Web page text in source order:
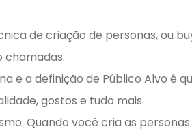
de criação de personas, ou
chamadas.
e a definição de Público Alvo é
gostos e tudo mais.
Quando você cria as